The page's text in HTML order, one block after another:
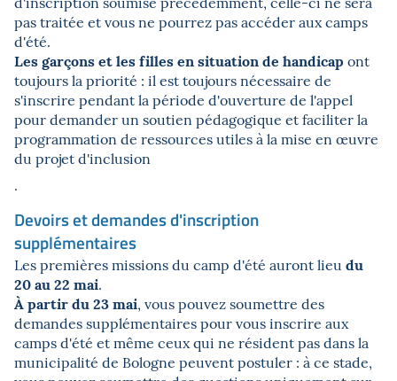
pas traitée et vous ne pourrez pas accéder aux camps
d'été.
Les garçons et les filles en situation de handicap ont
toujours la priorité : il est toujours nécessaire de
s'inscrire pendant la période d'ouverture de l'appel
pour demander un soutien pédagogique et faciliter la
programmation de ressources utiles à la mise en œuvre
du projet d'inclusion
.
Devoirs et demandes d'inscription
supplémentaires
Les premières missions du camp d'été auront lieu du
20 au 22 mai.
À partir du 23 mai, vous pouvez soumettre des
demandes supplémentaires pour vous inscrire aux
camps d'été et même ceux qui ne résident pas dans la
municipalité de Bologne peuvent postuler : à ce stade,